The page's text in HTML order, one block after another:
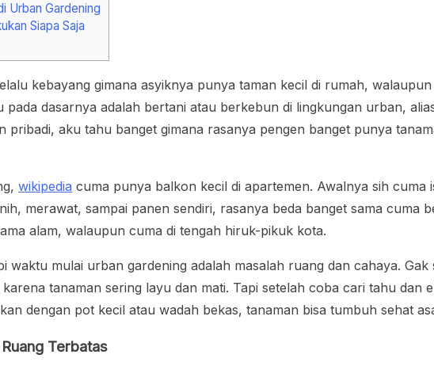
Urban Gardening
Siapa Saja
kebayang gimana asyiknya punya taman kecil di rumah,
dasarnya adalah bertani atau berkebun di lingkungan urban,
pribadi, aku tahu banget gimana rasanya pengen banget punya
wikipedia cuma punya balkon kecil di apartemen. Awalnya sih cuma
merawat, sampai panen sendiri, rasanya beda banget sama cuma
alam, walaupun cuma di tengah hiruk-pikuk kota.
waktu mulai urban gardening adalah masalah ruang dan cahaya.
tanaman sering layu dan mati. Tapi setelah coba cari tahu dan
dengan pot kecil atau wadah bekas, tanaman bisa tumbuh sehat
Terbatas